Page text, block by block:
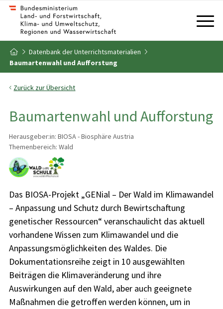
Zum Inhalt
Zum Inhaltsverzeichnis
Zur Startseite
Datenbank der Unterrichtsmaterialien
Baumartenwahl und Aufforstung
Zurück zur Übersicht
Baumartenwahl und Aufforstung
Herausgeber:in: BIOSA - Biosphäre Austria
Themenbereich: Wald
Das BIOSA-Projekt „GENial – Der Wald im Klimawandel
– Anpassung und Schutz durch Bewirtschaftung
genetischer Ressourcen“ veranschaulicht das aktuell
vorhandene Wissen zum Klimawandel und die
Anpassungsmöglichkeiten des Waldes. Die
Dokumentationsreihe zeigt in 10 ausgewählten
Beiträgen die Klimaveränderung und ihre
Auswirkungen auf den Wald, aber auch geeignete
Maßnahmen die getroffen werden können, um in